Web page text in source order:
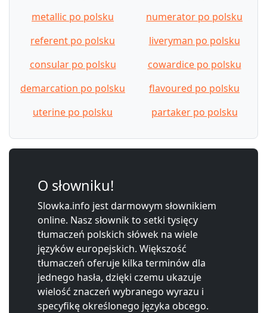
metallic po polsku
numerator po polsku
referent po polsku
liveryman po polsku
consular po polsku
cowardice po polsku
demarcation po polsku
flavoured po polsku
uterine po polsku
partaker po polsku
O słowniku!
Slowka.info jest darmowym słownikiem
online. Nasz słownik to setki tysięcy
tłumaczeń polskich słówek na wiele
języków europejskich. Większość
tłumaczeń oferuje kilka terminów dla
jednego hasła, dzięki czemu ukazuje
wielość znaczeń wybranego wyrazu i
specyfikę określonego języka obcego.